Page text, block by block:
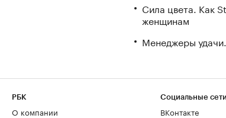
Сила цвета. Как
женщинам
Менеджеры
РБК
О компании
Социальные сети
ВКонтакте